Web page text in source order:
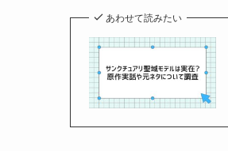
あわせて読みたい